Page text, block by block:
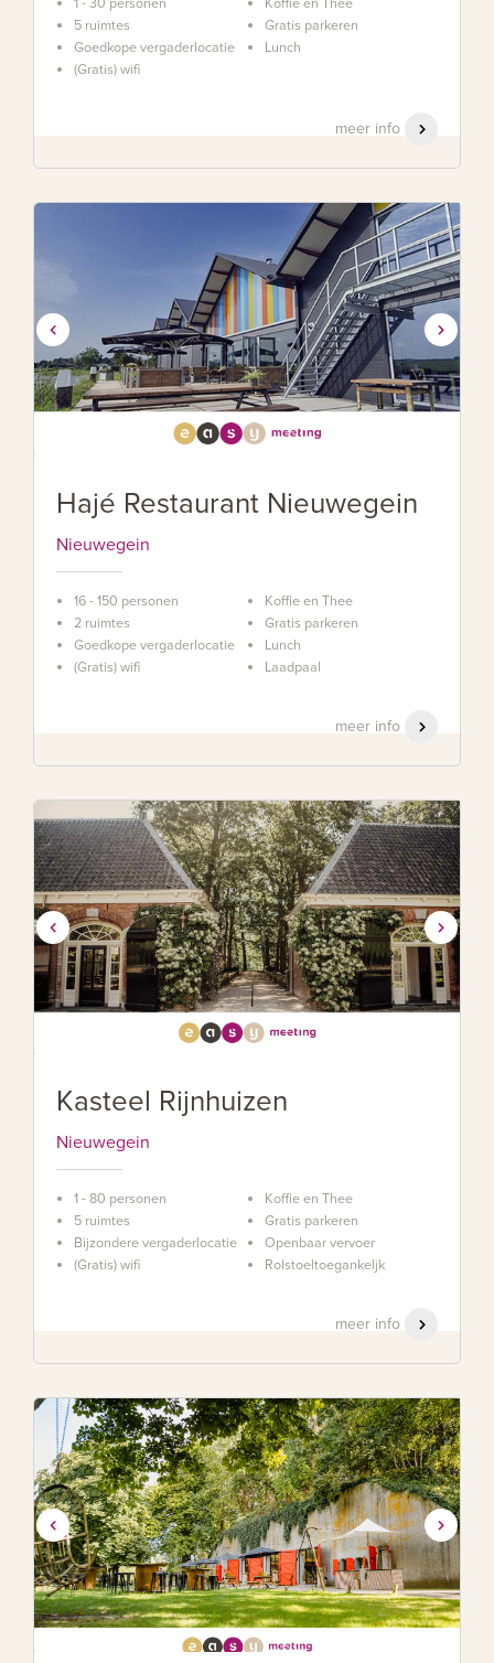
5 ruimtes
Goedkope vergaderlocatie
(Gratis) wifi
Gratis parkeren
Lunch
meer info
Hajé Restaurant Nieuwegein
Nieuwegein
16 - 150 personen
2 ruimtes
Goedkope vergaderlocatie
(Gratis) wifi
Koffie en Thee
Gratis parkeren
Lunch
Laadpaal
meer info
Kasteel Rijnhuizen
Nieuwegein
1 - 80 personen
5 ruimtes
Bijzondere vergaderlocatie
(Gratis) wifi
Koffie en Thee
Gratis parkeren
Openbaar vervoer
Rolstoeltoegankeljk
meer info